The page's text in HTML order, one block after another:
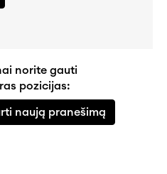
norite gauti
pozicijas:
naują pranešimą